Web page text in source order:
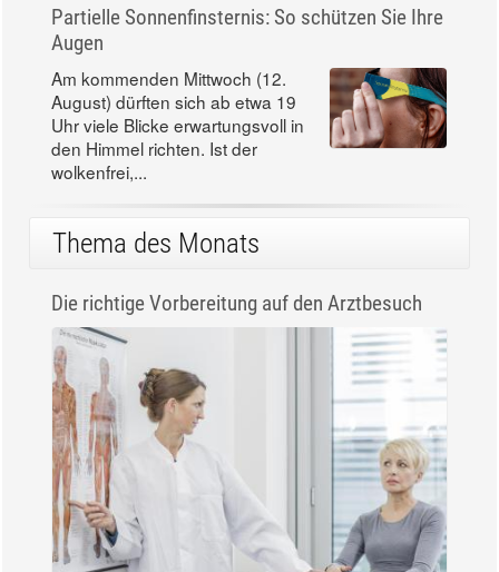
Partielle Sonnenfinsternis: So schützen Sie Ihre
Augen
Am kommenden Mittwoch (12.
August) dürften sich ab etwa 19
Uhr viele Blicke erwartungsvoll in
den Himmel richten. Ist der
wolkenfrei,...
Thema des Monats
Die richtige Vorbereitung auf den Arztbesuch